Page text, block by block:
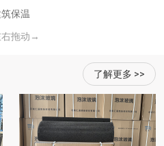
保温
拖动→
了解更多 >>